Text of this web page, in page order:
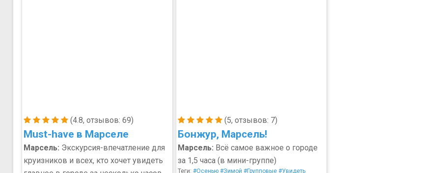
(4.8, отзывов: 69)
Must-have в Марселе
Марсель: Экскурсия-впечатление для
круизников и всех, кто хочет увидеть
(5, отзывов: 7)
Бонжур, Марсель!
Марсель: Всё самое важное о городе
за 1,5 часа (в мини-группе)
Теги: #Осенью #Зимой #Групповые #Увидеть